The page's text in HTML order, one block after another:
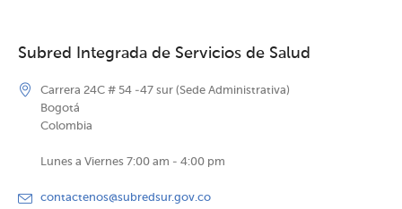
Subred Integrada de Servicios de Salud
Carrera 24C # 54 -47 sur (Sede Administrativa)
Bogotá
Colombia
Lunes a Viernes 7:00 am - 4:00 pm
contactenos@subredsur.gov.co